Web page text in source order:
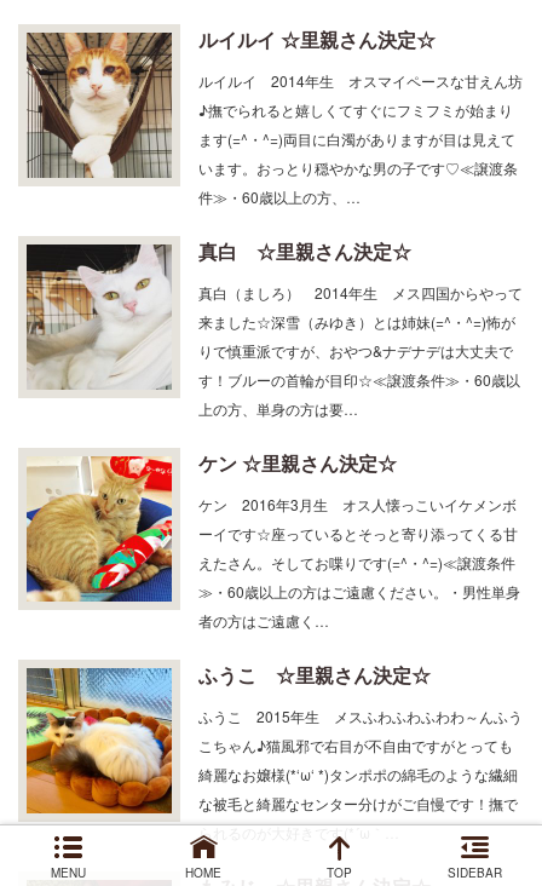
ルイルイ ☆里親さん決定☆
♪撫でられると嬉しくてすぐにフミフミが始まり
ます(=^・^=)両目に白濁がありますが目は見えて
います。おっとり穏やかな男の子です♡≪譲渡条
件≫・60歳以上の方、…
真白 ☆里親さん決定☆
来ました☆深雪（みゆき）とは姉妹(=^・^=)怖が
りで慎重派ですが、おやつ&ナデナデは大丈夫で
す！ブルーの首輪が目印☆≪譲渡条件≫・60歳以
上の方、単身の方は要…
ケン ☆里親さん決定☆
ーイです☆座っているとそっと寄り添ってくる甘
えたさん。そしてお喋りです(=^・^=)≪譲渡条件
≫・60歳以上の方はご遠慮ください。・男性単身
者の方はご遠慮く…
ふうこ ☆里親さん決定☆
こちゃん♪猫風邪で右目が不自由ですがとっても
綺麗なお嬢様(*‘ω‘ *)タンポポの綿毛のような繊細
な被毛と綺麗なセンター分けがご自慢です！撫で
られるのが大好きです(*´ω｀…
もみじ ☆里親さん決定☆
MENU HOME TOP SIDEBAR